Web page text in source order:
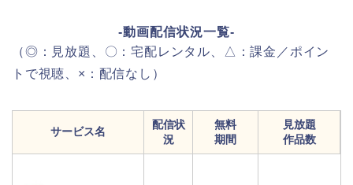
-動画配信状況一覧-
（◎：見放題、〇：宅配レンタル、△：課金／ポイン
トで視聴、×：配信なし）
サービス名
配信状
況
無料
期間
見放題
作品数